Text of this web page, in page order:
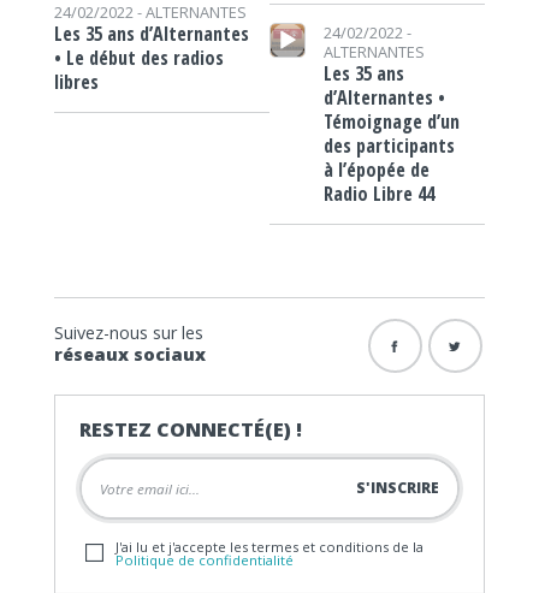
24/02/2022 -ALTERNANTES
Les 35 ans d’Alternantes
• Le début des radios
libres
Lecteur audio
24/02/2022 -
ALTERNANTES
Les 35 ans
d’Alternantes •
Témoignage d’un
des participants
à l’épopée de
Radio Libre 44
Suivez-nous sur les
réseaux sociaux
RESTEZ CONNECTÉ(E) !
J'ai lu et j'accepte les termes et conditions de la
Politique de confidentialité